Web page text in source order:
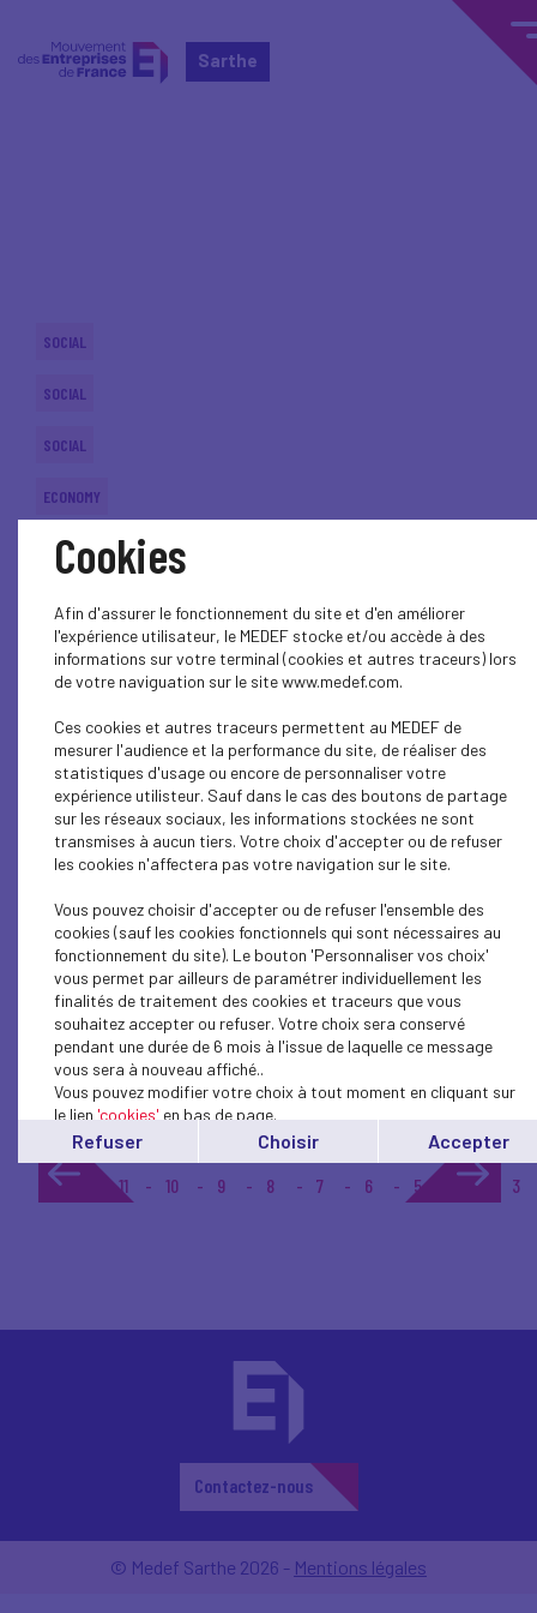
Sarthe
SOCIAL
SOCIAL
SOCIAL
ECONOMY
SOCIAL
ECONOMY
INTERNATIONAL - EUROPE
SOCIAL
SOCIAL
SOCIAL
SOCIAL
SOCIAL
SOCIAL
1... 11 10 9 8 7 6 5 3
Contactez-nous
© Medef Sarthe 2026 - Mentions légales
Cookies
Afin d'assurer le fonctionnement du site et d'en améliorer
l'expérience utilisateur, le MEDEF stocke et/ou accède à des
informations sur votre terminal (cookies et autres traceurs) lors
de votre naviguation sur le site www.medef.com.
Ces cookies et autres traceurs permettent au MEDEF de
mesurer l'audience et la performance du site, de réaliser des
statistiques d'usage ou encore de personnaliser votre
expérience utilisteur. Sauf dans le cas des boutons de partage
sur les réseaux sociaux, les informations stockées ne sont
transmises à aucun tiers. Votre choix d'accepter ou de refuser
les cookies n'affectera pas votre navigation sur le site.
Vous pouvez choisir d'accepter ou de refuser l'ensemble des
cookies (sauf les cookies fonctionnels qui sont nécessaires au
fonctionnement du site). Le bouton 'Personnaliser vos choix'
vous permet par ailleurs de paramétrer individuellement les
finalités de traitement des cookies et traceurs que vous
souhaitez accepter ou refuser. Votre choix sera conservé
pendant une durée de 6 mois à l'issue de laquelle ce message
vous sera à nouveau affiché..
Vous pouvez modifier votre choix à tout moment en cliquant sur
le lien 'cookies' en bas de page.
Refuser Choisir Accepter